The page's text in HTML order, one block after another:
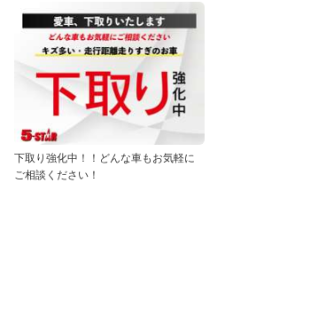
下取り強化中！！どんな車もお気軽に
ご相談ください！